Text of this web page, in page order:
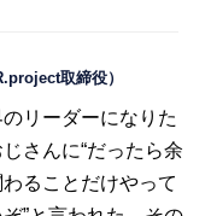
取締役）
リーダーになりた
さんに“だったら余
ることだけやって